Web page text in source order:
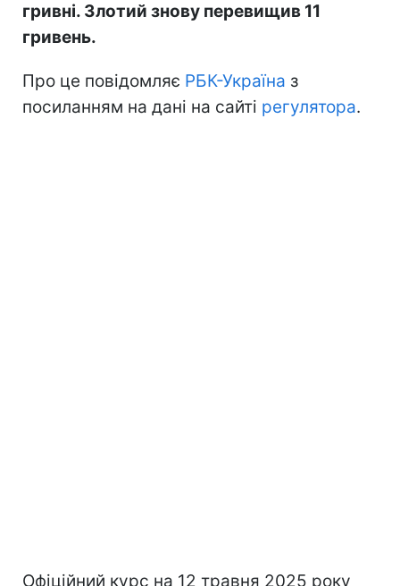
гривні. Злотий знову перевищив 11
гривень.
Про це повідомляє РБК-Україна з
посиланням на дані на сайті регулятора.
Офіційний курс на 12 травня 2025 року